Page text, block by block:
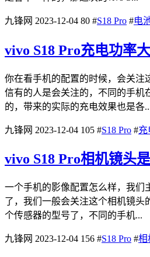
九锋网 2023-12-04 80 #S18 Pro #电
vivo S18 Pro充电功率
你在看手机的配置的时候，会关注
信有的人是会关注的，不同的手机
的，带来的实际的充电效果也是各
九锋网 2023-12-04 105 #S18 Pro #充
vivo S18 Pro相机镜头
一个手机的影像配置怎么样，我们
了，我们一般会关注这个相机镜头
个传感器的型号了，不同的手机...
九锋网 2023-12-04 156 #S18 Pro #相